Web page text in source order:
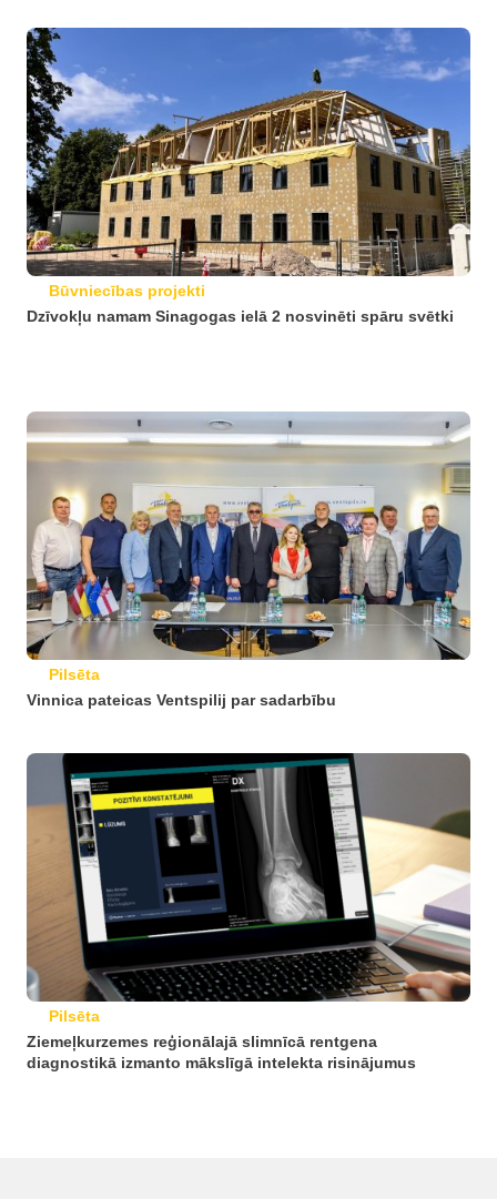
Būvniecības projekti
Dzīvokļu namam Sinagogas ielā 2 nosvinēti spāru svētki
Pilsēta
Vinnica pateicas Ventspilij par sadarbību
Pilsēta
Ziemeļkurzemes reģionālajā slimnīcā rentgena
diagnostikā izmanto mākslīgā intelekta risinājumus